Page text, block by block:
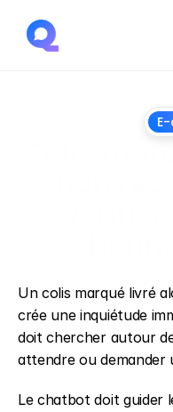
Un colis marqué livré
crée une inquiétude
doit chercher autour
attendre ou demander
Le chatbot doit guider